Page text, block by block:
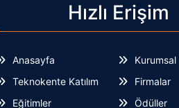
Hızlı Erişim
Anasayfa
Kurumsal
Teknokente Katılım
Firmalar
Eğitimler
Ödüller